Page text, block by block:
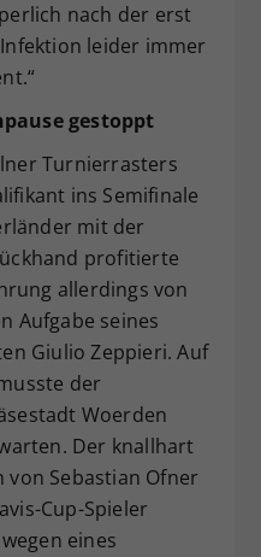
nach der erst
leider immer
gestoppt
Turnierrasters
ins Semifinale
mit der
profitierte
allerdings von
Aufgabe seines
Giulio Zeppieri. Auf
der
Woerden
Der knallhart
von Sebastian Ofner
Cup-Spieler
eines